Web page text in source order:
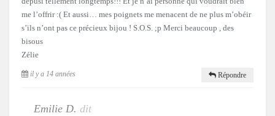
me l’offrir :( Et aussi… mes poignets me menacent de ne plus m’obéir
s’ils n’ont pas ce précieux bijou ! S.O.S. ;p Merci beaucoup , des
bisous
Zélie
il y a 14 années Répondre
Emilie D. dit